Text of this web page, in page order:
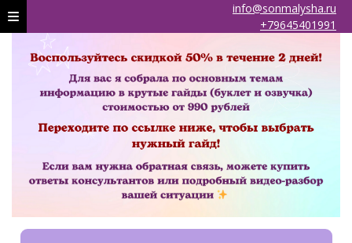
info@sonmalysha.ru
+79645401991